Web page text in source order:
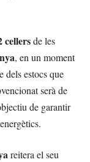
cellersde les
, en un moment
dels estocs que
serà de
de garantir
reitera el seu